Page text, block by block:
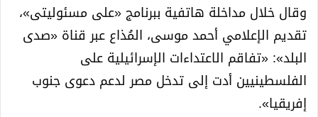
وقال خلال مداخلة هاتفية ببرنامج «على مسئوليتى»،
تقديم الإعلامي أحمد موسى، المُذاع عبر قناة «صدى
البلد»: «تفاقم الاعتداءات الإسرائيلية على
الفلسطينيين أدت إلى تدخل مصر لدعم دعوى جنوب
إفريقيا».